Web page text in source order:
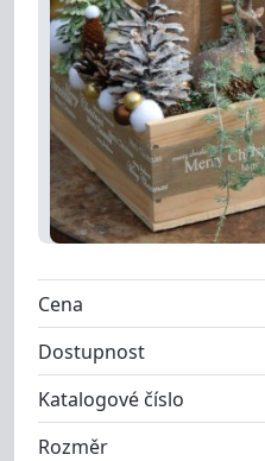
Cena
Dostupnost
Katalogové číslo
Rozměr